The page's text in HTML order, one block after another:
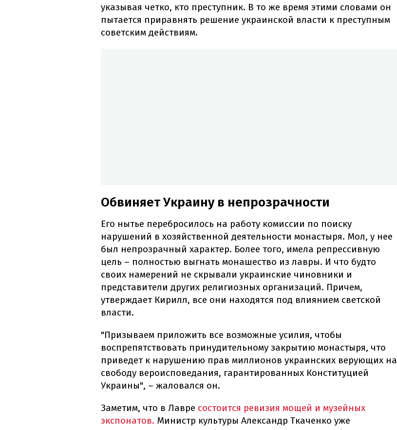
указывая четко, кто преступник. В то же время этими словами он
пытается приравнять решение украинской власти к преступным
советским действиям.
Обвиняет Украину в непрозрачности
Его нытье перебросилось на работу комиссии по поиску
нарушений в хозяйственной деятельности монастыря. Мол, у нее
был непрозрачный характер. Более того, имела репрессивную
цель – полностью выгнать монашество из лавры. И что будто
своих намерений не скрывали украинские чиновники и
представители других религиозных организаций. Причем,
утверждает Кирилл, все они находятся под влиянием светской
власти.
"Призываем приложить все возможные усилия, чтобы
воспрепятствовать принудительному закрытию монастыря, что
приведет к нарушению прав миллионов украинских верующих на
свободу вероисповедания, гарантированных Конституцией
Украины", – жаловался он.
Заметим, что в Лавре состоится ревизия мощей и музейных
экспонатов. Министр культуры Александр Ткаченко уже